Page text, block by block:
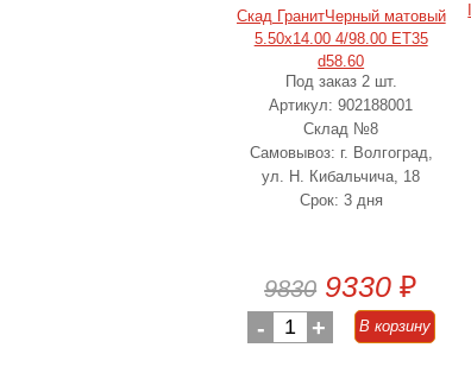
Скад ГранитЧерный матовый
5.50x14.00 4/98.00 ET35
d58.60
Под заказ 2 шт.
Артикул: 902188001
Склад №8
Самовывоз: г. Волгоград,
ул. Н. Кибальчича, 18
Срок: 3 дня
9830 9330 ₽
- 1 + В корзину